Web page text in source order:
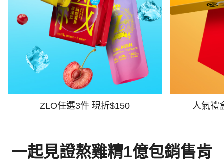
ZLO任選3件 現折$150 人氣禮
一起見證熬雞精1億包銷售肯